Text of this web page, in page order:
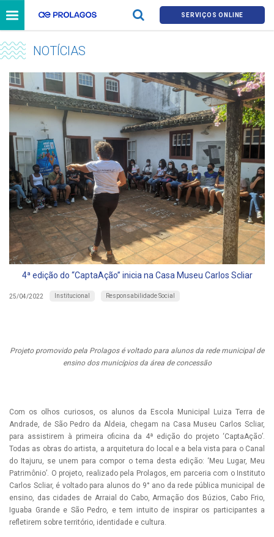
SERVIÇOS ONLINE
NOTÍCIAS
4ª edição do “CaptaAção” inicia na Casa Museu Carlos Scliar
25/04/2022 Institucional Responsabilidade Social
Projeto promovido pela Prolagos é voltado para alunos da rede municipal de
ensino dos municípios da área de concessão
Com os olhos curiosos, os alunos da Escola Municipal Luiza Terra de
Andrade, de São Pedro da Aldeia, chegam na Casa Museu Carlos Scliar,
para assistirem à primeira oficina da 4ª edição do projeto ‘CaptaAção’.
Todas as obras do artista, a arquitetura do local e a bela vista para o Canal
do Itajuru, se unem para compor o tema desta edição: ‘Meu Lugar, Meu
Patrimônio’. O projeto, realizado pela Prolagos, em parceria com o Instituto
Carlos Scliar, é voltado para alunos do 9° ano da rede pública municipal de
ensino, das cidades de Arraial do Cabo, Armação dos Búzios, Cabo Frio,
Iguaba Grande e São Pedro, e tem intuito de inspirar os participantes a
refletirem sobre território, identidade e cultura.